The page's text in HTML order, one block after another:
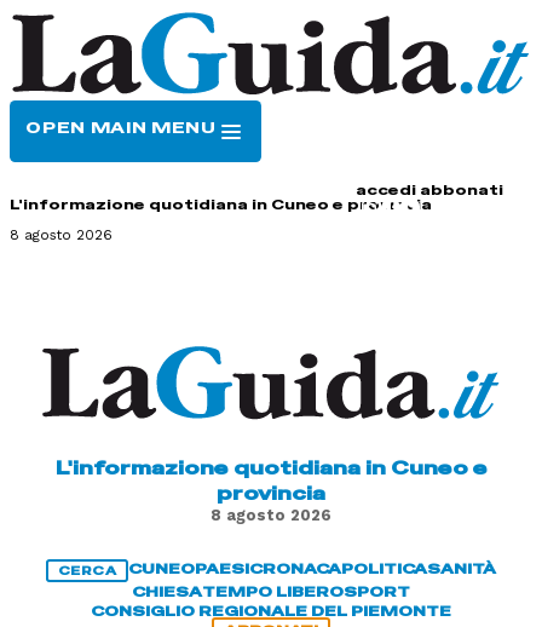
OPEN MAIN MENU
accedi abbonati
L'informazione quotidiana in Cuneo e provincia
8 agosto 2026
L'informazione quotidiana in Cuneo e
provincia
8 agosto 2026
CERCA CUNEOPAESICRONACAPOLITICASANITÀ
CHIESATEMPO LIBEROSPORT
CONSIGLIO REGIONALE DEL PIEMONTE